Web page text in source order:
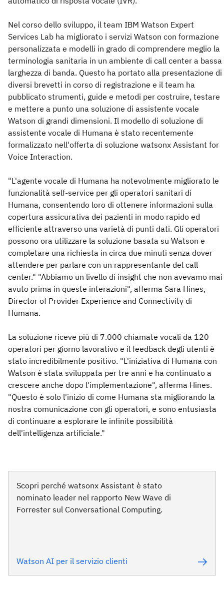
Nel corso dello sviluppo, il team IBM Watson Expert
Services Lab ha migliorato i servizi Watson con formazione
personalizzata e modelli in grado di comprendere meglio la
terminologia sanitaria in un ambiente di call center a bassa
larghezza di banda. Questo ha portato alla presentazione di
diversi brevetti in corso di registrazione e il team ha
pubblicato strumenti, guide e metodi per costruire, testare
e mettere a punto una soluzione di assistente vocale
Watson di grandi dimensioni. Il modello di soluzione di
assistente vocale di Humana è stato recentemente
formalizzato nell'offerta di soluzione watsonx Assistant for
Voice Interaction.
"L'agente vocale di Humana ha notevolmente migliorato le
funzionalità self-service per gli operatori sanitari di
Humana, consentendo loro di ottenere informazioni sulla
copertura assicurativa dei pazienti in modo rapido ed
efficiente attraverso una varietà di punti dati. Gli operatori
possono ora utilizzare la soluzione basata su Watson e
completare una richiesta in circa due minuti senza dover
attendere per parlare con un rappresentante del call
center." "Abbiamo un livello di insight che non avevamo mai
avuto prima in queste interazioni", afferma Sara Hines,
Director of Provider Experience and Connectivity di
Humana.
La soluzione riceve più di 7.000 chiamate vocali da 120
operatori per giorno lavorativo e il feedback degli utenti è
stato incredibilmente positivo. "L'iniziativa di Humana con
Watson è stata sviluppata per tre anni e ha continuato a
crescere anche dopo l'implementazione", afferma Hines.
"Questo è solo l'inizio di come Humana sta migliorando la
nostra comunicazione con gli operatori, e sono entusiasta
di continuare a esplorare le infinite possibilità
dell'intelligenza artificiale."
Scopri perché watsonx Assistant è stato
nominato leader nel rapporto New Wave di
Forrester sul Conversational Computing.
Watson AI per il servizio clienti